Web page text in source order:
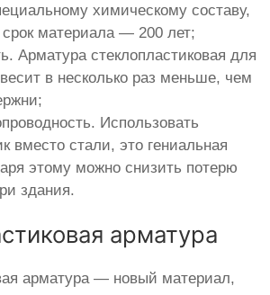
химическому составу,
срок материала — 200 лет;
Арматура стеклопластиковая для
в несколько раз меньше, чем
Использовать
вместо стали, это гениальная
этому можно снизить потерю
здания.
арматура
арматура — новый материал,